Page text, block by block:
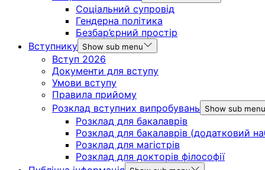
Соціальний супровід
Гендерна політика
Безбар’єрний простір
Вступнику Show sub menu
Вступ 2026
Документи для вступу
Умови вступу
Правила прийому
Розклад вступних випробувань
Show sub menu
Розклад для бакалаврів
Розклад для бакалаврів (додатковий
Розклад для магістрів
Розклад для докторів філософії